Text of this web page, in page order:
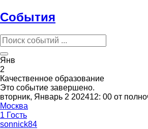
События
Янв
2
Качественное образование
Это событие завершено.
вторник, Январь 2 202412: 00 от
Москва
1 Гость
sonnick84